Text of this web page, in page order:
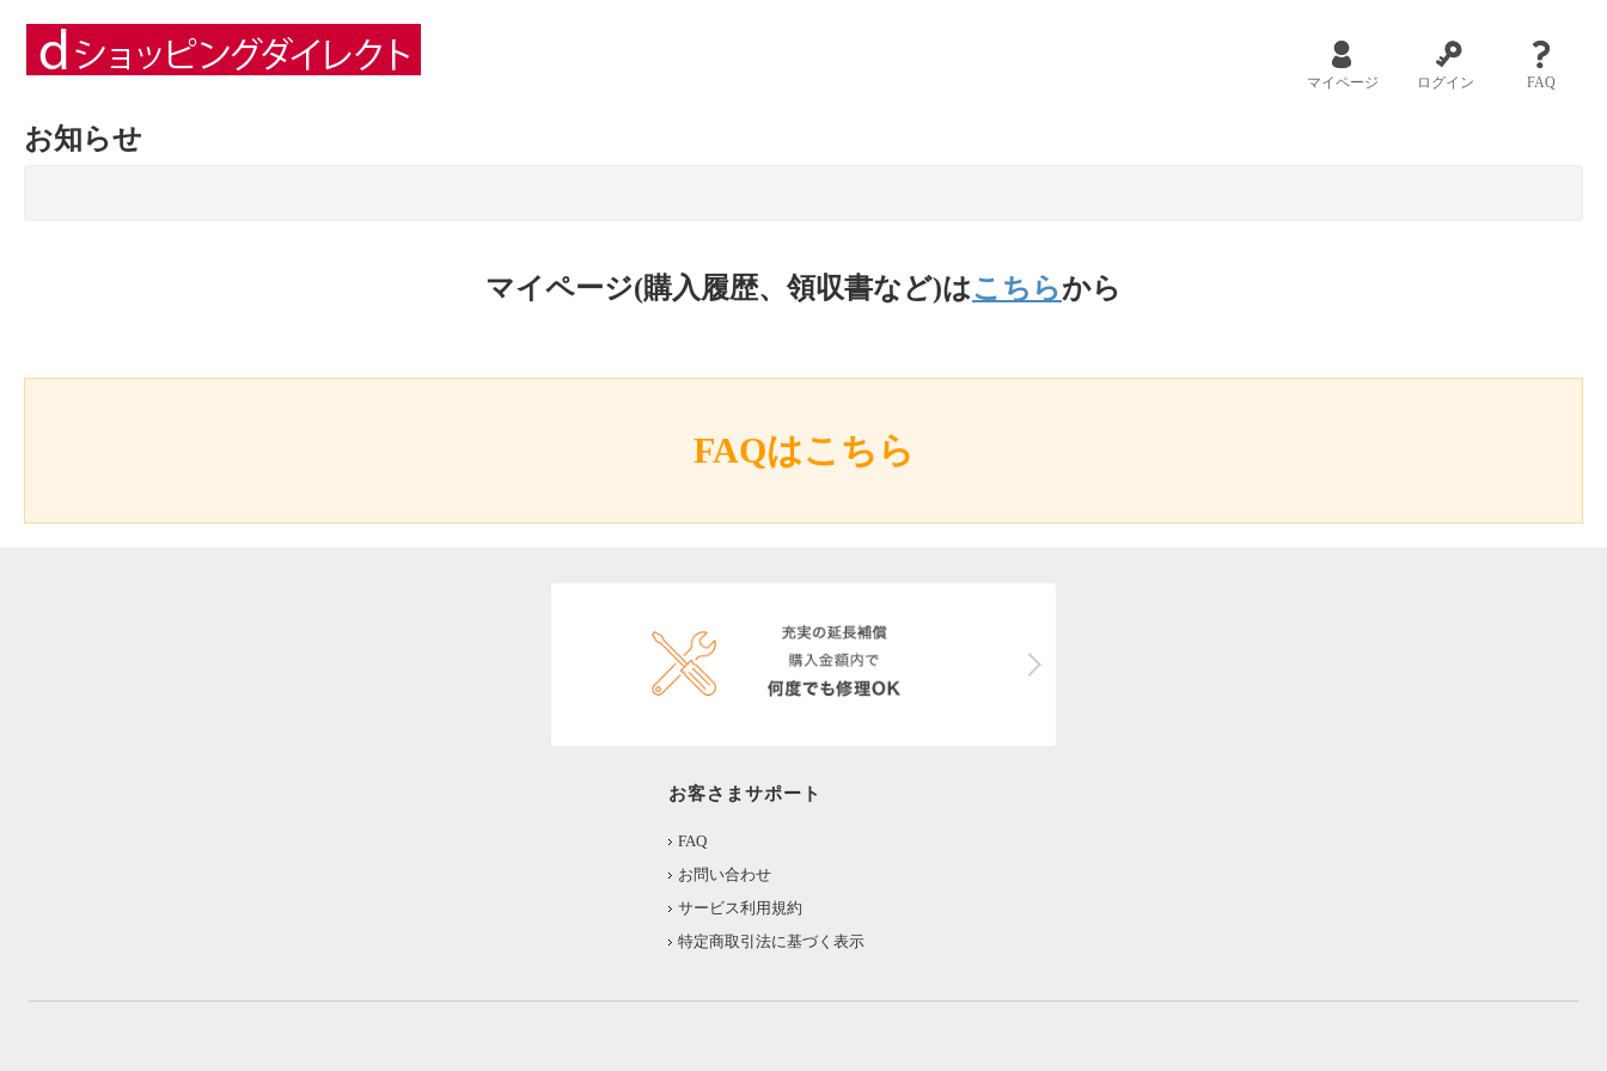
マイページ ログイン FAQ
お知らせ
マイページ(購入履歴、領収書など)はこちらから
FAQはこちら
お客さまサポート
FAQ
お問い合わせ
サービス利用規約
特定商取引法に基づく表示